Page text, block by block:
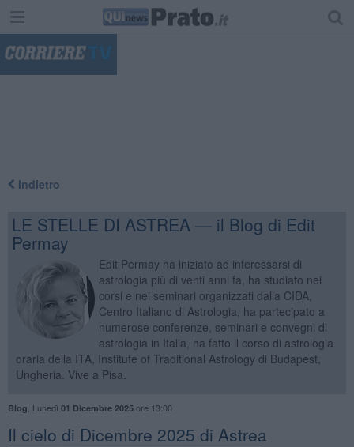
Indietro
LE STELLE DI ASTREA — il Blog di Edit
Permay
Edit Permay ha iniziato ad interessarsi di
astrologia più di venti anni fa, ha studiato nei
corsi e nei seminari organizzati dalla CIDA,
Centro Italiano di Astrologia, ha partecipato a
numerose conferenze, seminari e convegni di
astrologia in Italia, ha fatto il corso di astrologia
oraria della ITA, Institute of Traditional Astrology di Budapest,
Ungheria. Vive a Pisa.
Blog Lunedì 01 Dicembre 2025ore 13:00
​Il cielo di Dicembre 2025 di Astrea